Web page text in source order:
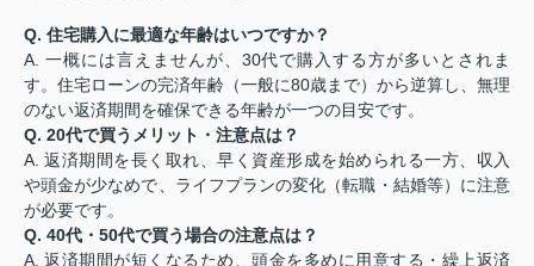
Q. 住宅購入に最適な年齢はいつですか？
A. 一概には言えませんが、30代で購入する方が多いとされま
す。住宅ローンの完済年齢（一般に80歳まで）から逆算し、無理
のない返済期間を確保できる年齢が一つの目安です。
Q. 20代で買うメリット・注意点は？
A. 返済期間を長く取れ、早く資産形成を始められる一方、収入
や頭金が少なめで、ライフプランの変化（転職・結婚等）に注意
が必要です。
Q. 40代・50代で買う場合の注意点は？
A. 返済期間が短くなるため、頭金を多めに用意する・繰上返済